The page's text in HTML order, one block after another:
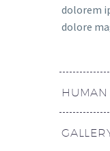
dolorem
dolore